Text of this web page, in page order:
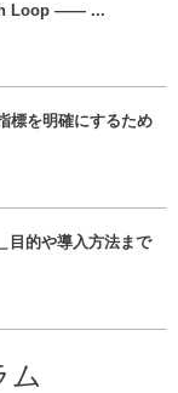
Loop ―― ...
標を明確にするため
目的や導入方法まで
ム